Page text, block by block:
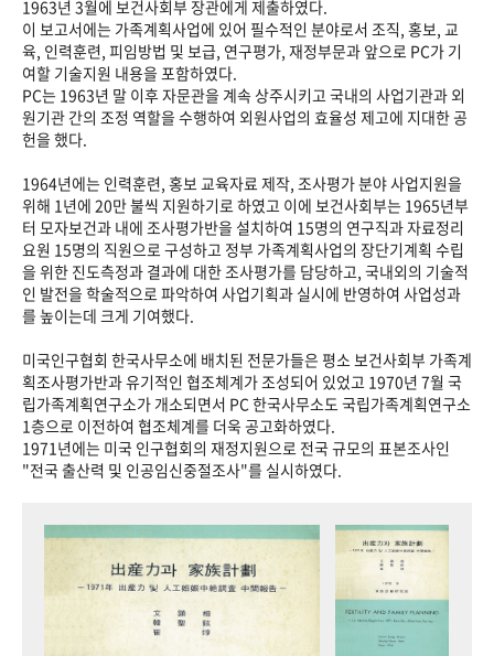
1963년 3월에 보건사회부 장관에게 제출하였다.
이 보고서에는 가족계획사업에 있어 필수적인 분야로서 조직, 홍보, 교
육, 인력훈련, 피임방법 및 보급, 연구평가, 재정부문과 앞으로 PC가 기
여할 기술지원 내용을 포함하였다.
PC는 1963년 말 이후 자문관을 계속 상주시키고 국내의 사업기관과 외
원기관 간의 조정 역할을 수행하여 외원사업의 효율성 제고에 지대한 공
헌을 했다.
1964년에는 인력훈련, 홍보 교육자료 제작, 조사평가 분야 사업지원을
위해 1년에 20만 불씩 지원하기로 하였고 이에 보건사회부는 1965년부
터 모자보건과 내에 조사평가반을 설치하여 15명의 연구직과 자료정리
요원 15명의 직원으로 구성하고 정부 가족계획사업의 장단기계획 수립
을 위한 진도측정과 결과에 대한 조사평가를 담당하고, 국내외의 기술적
인 발전을 학술적으로 파악하여 사업기획과 실시에 반영하여 사업성과
를 높이는데 크게 기여했다.
미국인구협회 한국사무소에 배치된 전문가들은 평소 보건사회부 가족계
획조사평가반과 유기적인 협조체계가 조성되어 있었고 1970년 7월 국
립가족계획연구소가 개소되면서 PC 한국사무소도 국립가족계획연구소
1층으로 이전하여 협조체계를 더욱 공고화하였다.
1971년에는 미국 인구협회의 재정지원으로 전국 규모의 표본조사인
"전국 출산력 및 인공임신중절조사"를 실시하였다.